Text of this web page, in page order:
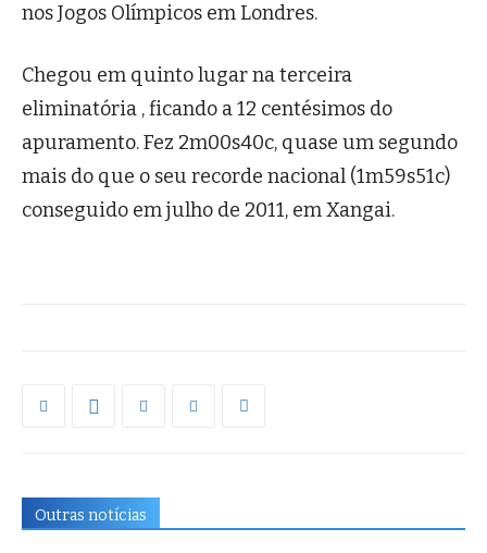
nos Jogos Olímpicos em Londres.
Chegou em quinto lugar na terceira
eliminatória , ficando a 12 centésimos do
apuramento. Fez 2m00s40c, quase um segundo
mais do que o seu recorde nacional (1m59s51c)
conseguido em julho de 2011, em Xangai.
Outras notícias